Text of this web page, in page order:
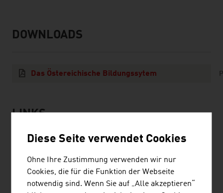
listen
downloads
DOWNLOADS
Das Östereichische Bildungssytem
listen
links
LINKS
ibw - Institut für Bildungsforschung der
Wirtschaft
Diese Seite verwendet Cookies
Ohne Ihre Zustimmung verwenden wir nur
Cookies, die für die Funktion der Webseite
notwendig sind. Wenn Sie auf „Alle akzeptieren“